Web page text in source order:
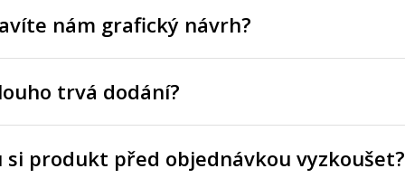
nám grafický návrh?
trvá dodání?
si produkt před objednávkou vyzkoušet?